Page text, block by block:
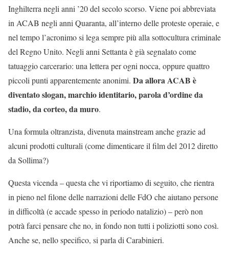
Inghilterra negli anni ’20 del secolo scorso. Viene poi abbreviata
in ACAB negli anni Quaranta, all’interno delle proteste operaie, e
nel tempo l’acronimo si lega sempre più alla sottocultura criminale
del Regno Unito. Negli anni Settanta è già segnalato come
tatuaggio carcerario: una lettera per ogni nocca, oppure quattro
piccoli punti apparentemente anonimi. Da allora ACAB è
diventato slogan, marchio identitario, parola d’ordine da
stadio, da corteo, da muro.
Una formula oltranzista, divenuta mainstream anche grazie ad
alcuni prodotti culturali (come dimenticare il film del 2012 diretto
da Sollima?)
Questa vicenda – questa che vi riportiamo di seguito, che rientra
in pieno nel filone delle narrazioni delle FdO che aiutano persone
in difficoltà (e accade spesso in periodo natalizio) – però non
potrà farci pensare che no, in fondo non tutti i poliziotti sono così.
Anche se, nello specifico, si parla di Carabinieri.